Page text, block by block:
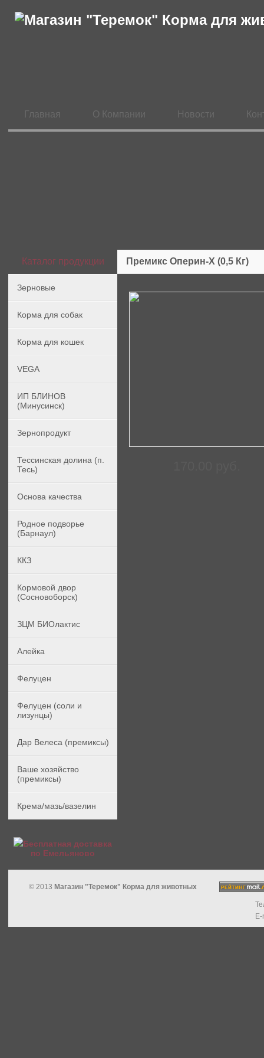
Главная О Компании Новости
Премикс Оперин-Х (0,5 Кг)
Каталог продукции
Зерновые
Корма для собак
Корма для кошек
VEGA
ИП БЛИНОВ
(Минусинск)
Зернопродукт
Тессинская долина (п.
Тесь)
Основа качества
Родное подворье
(Барнаул)
ККЗ
Кормовой двор
(Сосновоборск)
ЗЦМ БИОлактис
Алейка
Фелуцен
Фелуцен (соли и
лизунцы)
Дар Велеса (премиксы)
Ваше хозяйство
(премиксы)
Крема/мазь/вазелин
Бесплатная доставка
по Емельяново
© 2013 Магазин "Теремок" Корма для животных